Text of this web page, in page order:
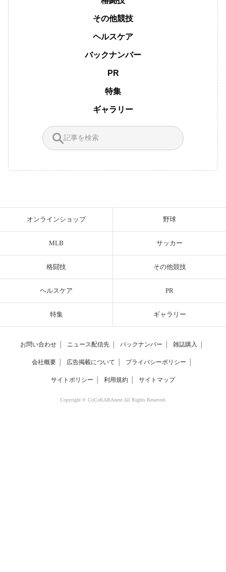
その他競技
ヘルスケア
バックナンバー
PR
特集
ギャラリー
オンラインショップ 野球
MLB サッカー
格闘技 その他競技
ヘルスケア PR
特集 ギャラリー
お問い合わせ ニュース配信先 バックナンバー 雑誌購入
会社概要 広告掲載について プライバシーポリシー
サイトポリシー 利用規約 サイトマップ
Copyright © CoCoKARAnext All Rights Reserved.